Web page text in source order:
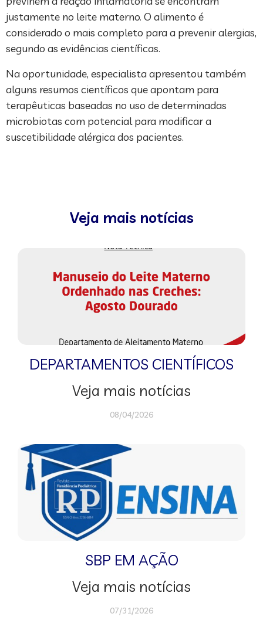
justamente no leite materno. O alimento é
considerado o mais completo para a prevenir alergias,
segundo as evidências científicas.
Na oportunidade, especialista apresentou também
alguns resumos científicos que apontam para
terapêuticas baseadas no uso de determinadas
microbiotas com potencial para modificar a
suscetibilidade alérgica dos pacientes.
Veja mais notícias
DEPARTAMENTOS CIENTÍFICOS
Veja mais notícias
08/04/2026
SBP EM AÇÃO
Veja mais notícias
07/31/2026